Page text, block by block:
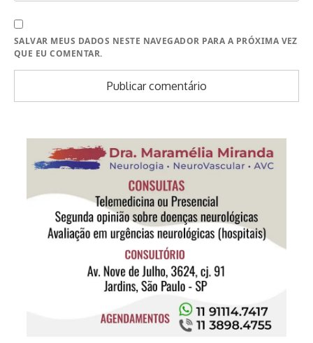
SALVAR MEUS DADOS NESTE NAVEGADOR PARA A PRÓXIMA VEZ
QUE EU COMENTAR.